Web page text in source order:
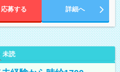
応募する 詳細へ
未読